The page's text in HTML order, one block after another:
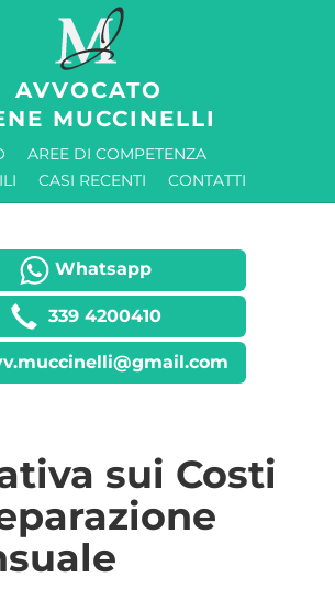
AVVOCATO
MUCCINELLI
AREE DI COMPETENZA
CASI RECENTI CONTATTI
Whatsapp
339 4200410
sui Costi